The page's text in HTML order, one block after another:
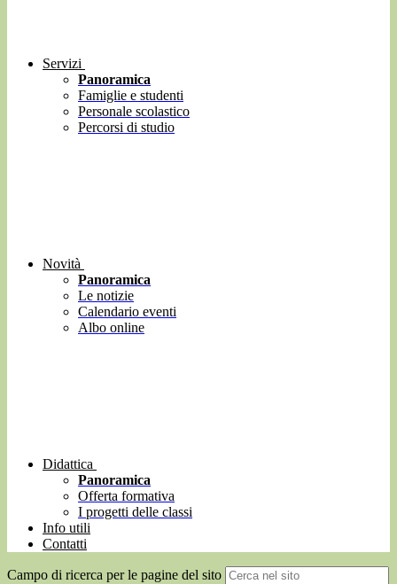
Servizi
Panoramica
Famiglie e studenti
Personale scolastico
Percorsi di studio
Novità
Panoramica
Le notizie
Calendario eventi
Albo online
Didattica
Panoramica
Offerta formativa
I progetti delle classi
Info utili
Contatti
Campo di ricerca per le pagine del sito